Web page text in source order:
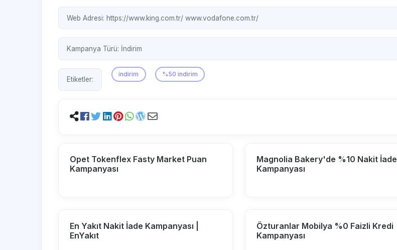
Web Adresi: https://www.king.com.tr/ www.vodafone.com.tr/ ‎
Kampanya Türü: İndirim
Etiketler:
indirim %50 indirim
Opet Tokenflex Fasty Market Puan
Kampanyası
Magnolia Bakery'de %10 Nakit İade
Kampanyası
En Yakıt Nakit İade Kampanyası |
EnYakıt
Özturanlar Mobilya %0 Faizli Kredi
Kampanyası